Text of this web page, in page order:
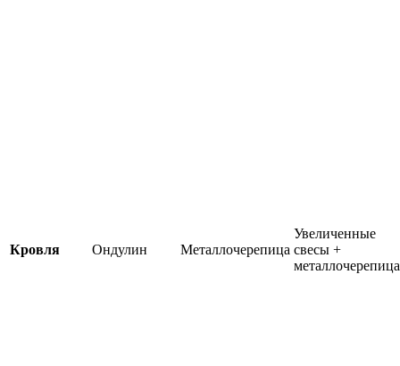
Кровля Ондулин Металлочерепица
Увеличенные
свесы +
металлочерепица